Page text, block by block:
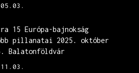
15 Európa-bajnokság
pillanatai 2025. október
Balatonföldvár